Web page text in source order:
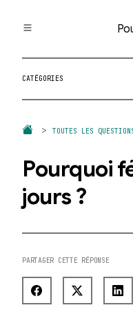
Toutes les questions
Catégories
Question au hasard
CATÉGORIES
TOUTES LES
Pourquoi
jours ?
PARTAGER CETTE RÉPONSE